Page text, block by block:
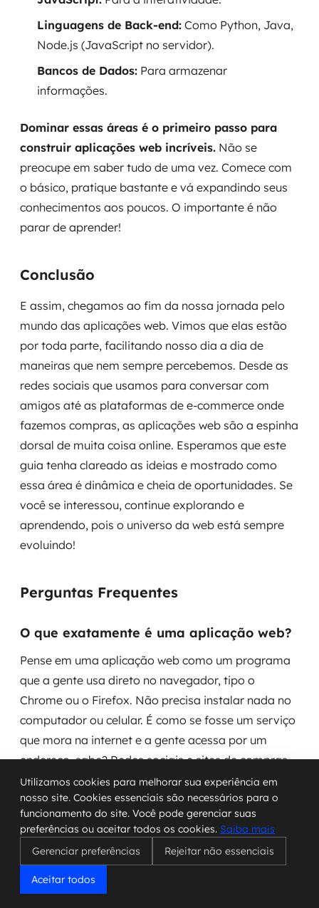
Linguagens de Back-end: Como Python, Java,
Node.js (JavaScript no servidor).
Bancos de Dados: Para armazenar
informações.
Dominar essas áreas é o primeiro passo para
construir aplicações web incríveis. Não se
preocupe em saber tudo de uma vez. Comece com
o básico, pratique bastante e vá expandindo seus
conhecimentos aos poucos. O importante é não
parar de aprender!
Conclusão
E assim, chegamos ao fim da nossa jornada pelo
mundo das aplicações web. Vimos que elas estão
por toda parte, facilitando nosso dia a dia de
maneiras que nem sempre percebemos. Desde as
redes sociais que usamos para conversar com
amigos até as plataformas de e-commerce onde
fazemos compras, as aplicações web são a espinha
dorsal de muita coisa online. Esperamos que este
guia tenha clareado as ideias e mostrado como
essa área é dinâmica e cheia de oportunidades. Se
você se interessou, continue explorando e
aprendendo, pois o universo da web está sempre
evoluindo!
Perguntas Frequentes
O que exatamente é uma aplicação web?
Pense em uma aplicação web como um programa
que a gente usa direto no navegador, tipo o
Chrome ou o Firefox. Não precisa instalar nada no
computador ou celular. É como se fosse um serviço
que mora na internet e a gente acessa por um
endereço, sabe? Redes sociais e sites de compras
são bons exemplos disso.
Como essas aplicações funcionam?
Elas funcionam com a ajuda de um servidor, que é
um computador potente na internet. Quando a
gente pede alguma coisa, como ver um vídeo ou
Utilizamos cookies para melhorar sua experiência em
nosso site. Cookies essenciais são necessários para o
funcionamento do site. Você pode gerenciar suas
preferências ou aceitar todos os cookies. Saiba mais
Gerenciar preferências
Rejeitar não essenciais
Aceitar todos